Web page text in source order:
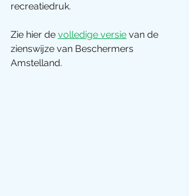
recreatiedruk.
Zie hier de volledige versie van de
zienswijze van Beschermers
Amstelland.